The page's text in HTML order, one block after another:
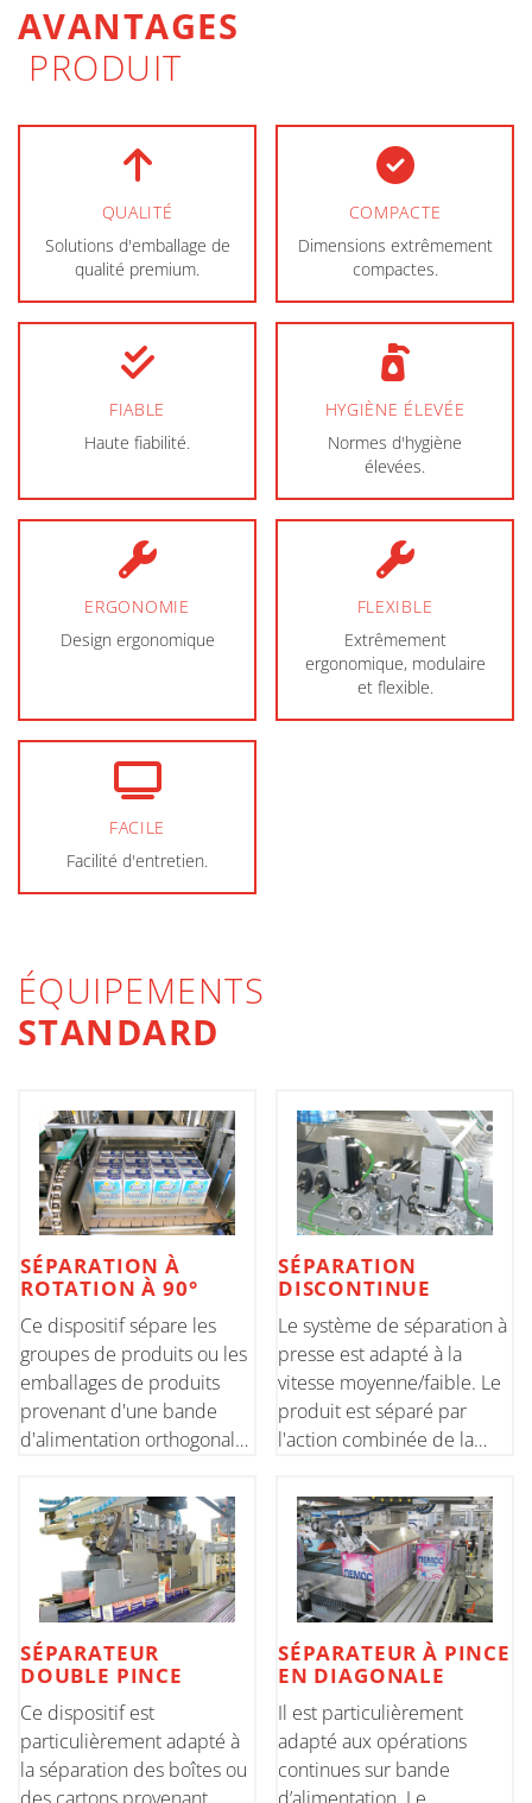
AVANTAGES
PRODUIT
QUALITÉ
Solutions d'emballage de
qualité premium.
COMPACTE
Dimensions extrêmement
compactes.
FIABLE
Haute fiabilité.
HYGIÈNE ÉLEVÉE
Normes d'hygiène
élevées.
ERGONOMIE
Design ergonomique
FLEXIBLE
Extrêmement
ergonomique, modulaire
et flexible.
FACILE
Facilité d'entretien.
ÉQUIPEMENTS
STANDARD
SÉPARATION À
ROTATION À 90°
Ce dispositif sépare les
groupes de produits ou les
emballages de produits
provenant d'une bande
d'alimentation orthogonale.
d'une unité de sélection de
produit et d'une barre
rotative entraînée par un
moteur sans balais pou
SÉPARATION
DISCONTINUE
Le système de séparation à
presse est adapté à la
vitesse moyenne/faible. Le
produit est séparé par
l'action combinée de la
inférieur. Cette solution
garantit une simplicité
maximale des réglages lors
des opérations de
changeme
SÉPARATEUR
DOUBLE PINCE
Ce dispositif est
particulièrement adapté à
la séparation des boîtes ou
SÉPARATEUR À PINCE
EN DIAGONALE
Il est particulièrement
adapté aux opérations
continues sur bande